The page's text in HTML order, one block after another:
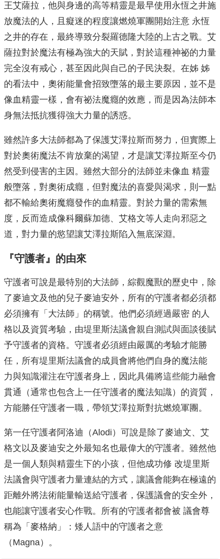
王艾薩拉，他與身邊的高等精靈是最早使用永恆之井施
放魔法的人，且癡迷的程度讓燃燒軍團開始注意 永恆
之井的存在，最終導致分裂羅德隆大陸的上古之戰。艾
薩拉對於魔法有極為強大的天賦，對於這種神祕的力量
完全沒有戒心，甚至因此與自己的子民決裂。在姊 姊
的看法中，奧術能量會招致墮落的最主要原因，並不是
像血精靈一樣，會有祕法魔癮的效應，而是因為法師本
身無法抵抗獲得強大力量的誘惑。
雖然許多大法師都為了保護艾澤拉斯而努力，但實際上
對於奧術魔法不肯放棄的渴望，才是讓艾澤拉斯至今仍
然受到侵害的主因。雖然大部分的法師並未像血 精靈
般墮落，對奧術成癮，但對魔法的喜愛與渴求，則一點
都不輸給奧術魔癮發作的血精靈。對於力量的需索無
度，反而造成像科爾蘇加德、艾格文等人走向邪惡之
道，對力量的慾望讓艾澤拉斯陷入無底深淵。
『守護者』的由來
守護者可說是最特別的大法師，綜觀魔獸的歷史中，除
了麥迪文及他的兒子麥迪安外，所有的守護者都必須都
必須擁有「大法師」的稱號。他們必須經過嚴密 的人
格以及資質考驗，由堤里斯法議會親自測試與面談後賦
予守護者的資格。守護者必須經由嚴厲的考驗才能勝
任，所有堤里斯法議會的成員會將他們自身的魔法能
力與知識灌注在守護者身上，因此具備將這些能力融會
貫通（通常也包含上一任守護者的魔法知識）的資質，
方能勝任守護者一職，帶領艾澤拉斯對抗燃燒軍團。
第一任守護者阿洛迪（Alodi）可說是除了麥迪文、艾
格文以及麥迪安之外最知名也最偉大的守護者。雖然他
是一個人類與精靈生下的小孩，但他成功修 改堤里斯
法議會與守護者力量連結的方式，讓議會能夠在極遠的
距離外將法術能量輸送給守護者，保護議會的安全外，
也能讓守護者安心作戰。所有的守護者都會被 議會尊
稱為「麥格納」：矮人語中的守護者之意
（Magna）。